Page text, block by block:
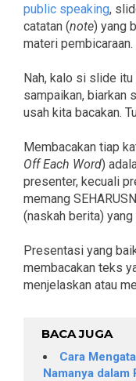
public speaking,
catatan (note) yang
materi pembicaraan.
Nah, kalo si slide
sampaikan, biarkan
usah kita bacakan.
Membacakan tiap
Off Each Word)
presenter, kecuali
memang
(naskah berita)
Presentasi yang
membacakan teks
menjelaskan atau
BACA JUGA
Cara
Namanya